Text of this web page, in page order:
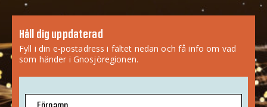
Håll dig uppdaterad
Fyll i din e-postadress i fältet nedan och få info om vad
som händer i Gnosjöregionen.